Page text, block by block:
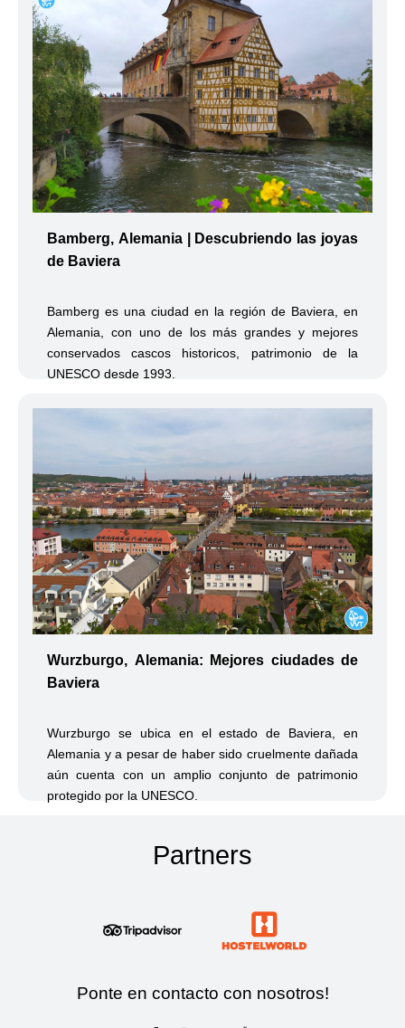
Bamberg, Alemania | Descubriendo las joyas
de Baviera
Bamberg es una ciudad en la región de Baviera, en
Alemania, con uno de los más grandes y mejores
conservados cascos historicos, patrimonio de la
UNESCO desde 1993.
Wurzburgo, Alemania: Mejores ciudades de
Baviera
Wurzburgo se ubica en el estado de Baviera, en
Alemania y a pesar de haber sido cruelmente dañada
aún cuenta con un amplio conjunto de patrimonio
protegido por la UNESCO.
Partners
Ponte en contacto con nosotros!